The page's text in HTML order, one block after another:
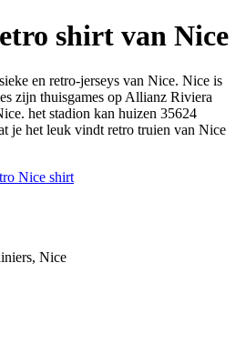
shirt van Nice
en retro-jerseys van Nice. Nice is
zijn thuisgames op Allianz Riviera
het stadion kan huizen 35624
je het leuk vindt retro truien van Nice
Nice shirt
Nice